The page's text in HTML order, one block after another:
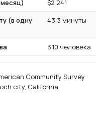
$2 241
(в одну
43,3 минуты
3,10 человека
Community Survey
city, California.